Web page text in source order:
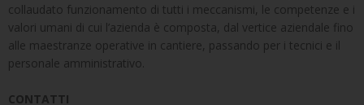
collaudato funzionamento di tutti i meccanismi, le competenze e i
valori umani di cui l’azienda è composta, dal vertice aziendale fino
alle maestranze operative in cantiere, passando per i tecnici e il
personale amministrativo.
CONTATTI